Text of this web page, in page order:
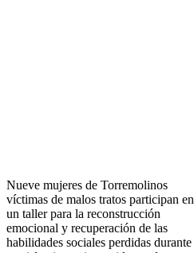
Nueve mujeres de Torremolinos
víctimas de malos tratos participan en
un taller para la reconstrucción
emocional y recuperación de las
habilidades sociales perdidas durante